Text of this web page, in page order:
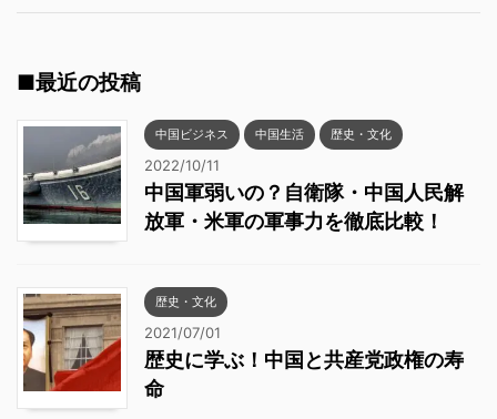
■最近の投稿
中国ビジネス 中国生活 歴史・文化
2022/10/11
中国軍弱いの？自衛隊・中国人民解
放軍・米軍の軍事力を徹底比較！
歴史・文化
2021/07/01
歴史に学ぶ！中国と共産党政権の寿
命